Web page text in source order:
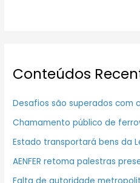
Conteúdos
Desafios são superados com
Chamamento público de
Estado transportará bens da
AENFER retoma palestras